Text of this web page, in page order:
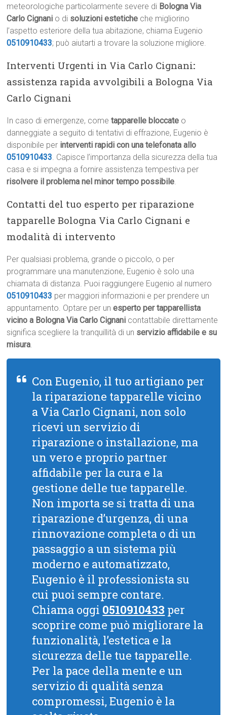
meteorologiche particolarmente severe di Bologna Via
Carlo Cignani o di soluzioni estetiche che migliorino
l’aspetto esteriore della tua abitazione, chiama Eugenio
0510910433; può aiutarti a trovare la soluzione migliore.
Interventi Urgenti in Via Carlo Cignani:
assistenza rapida avvolgibili a Bologna Via
Carlo Cignani
In caso di emergenze, cometapparelle bloccate o
danneggiate a seguito di tentativi di effrazione, Eugenio è
disponibile per interventi rapidi con una telefonata allo
0510910433. Capisce l’importanza della sicurezza della tua
casa e si impegna a fornire assistenza tempestiva per
risolvere il problema nel minor tempo possibile.
Contatti del tuo esperto per riparazione
tapparelle Bologna Via Carlo Cignani e
modalità di intervento
Per qualsiasi problema, grande o piccolo, o per
programmare una manutenzione, Eugenio è solo una
chiamata di distanza. Puoi raggiungere Eugenio al numero
0510910433 per maggiori informazioni e per prendere un
appuntamento. Optare per unesperto per tapparellista
vicino a Bologna Via Carlo Cignani contattabile direttamente
significa scegliere la tranquillità di un servizio affidabile e su
misura.
Con Eugenio, il tuo artigiano per
la riparazione tapparelle vicino
a Via Carlo Cignani, non solo
ricevi un servizio di
riparazione o installazione, ma
un vero e proprio partner
affidabile per la cura e la
gestione delle tue tapparelle.
Non importa se si tratta di una
riparazione d’urgenza, di una
rinnovazione completa o di un
passaggio a un sistema più
moderno e automatizzato,
Eugenio è il professionista su
cui puoi sempre contare.
Chiama oggi 0510910433 per
scoprire come può migliorare la
funzionalità, l’estetica e la
sicurezza delle tue tapparelle.
Per la pace della mente e un
servizio di qualità senza
compromessi, Eugenio è la